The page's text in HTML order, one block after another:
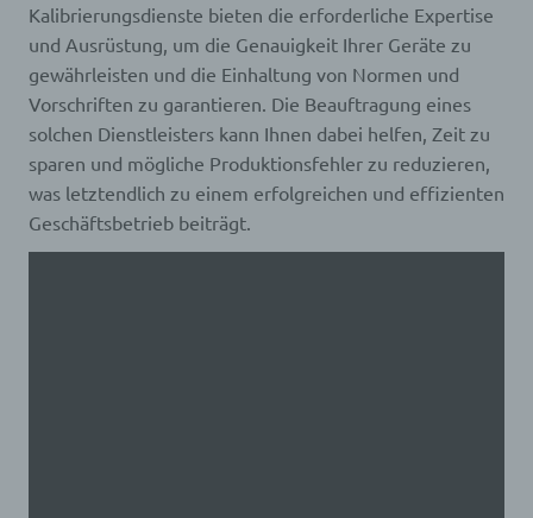
Kalibrierungsdienste bieten die erforderliche Expertise
und Ausrüstung, um die Genauigkeit Ihrer Geräte zu
gewährleisten und die Einhaltung von Normen und
Vorschriften zu garantieren. Die Beauftragung eines
solchen Dienstleisters kann Ihnen dabei helfen, Zeit zu
sparen und mögliche Produktionsfehler zu reduzieren,
was letztendlich zu einem erfolgreichen und effizienten
Geschäftsbetrieb beiträgt.
Profiling ist jede Art der automatisierten
Verarbeitung personenbezogener Daten, die darin
besteht, dass diese personenbezogenen Daten
verwendet werden, um bestimmte persönliche
Aspekte, die sich auf eine natürliche Person
beziehen, zu bewerten, insbesondere, um Aspekte
bezüglich Arbeitsleistung, wirtschaftlicher Lage,
Gesundheit, persönlicher Vorlieben, Interessen,
Zuverlässigkeit, Verhalten, Aufenthaltsort oder
Ortswechsel dieser natürlichen Person zu
analysieren oder vorherzusagen.